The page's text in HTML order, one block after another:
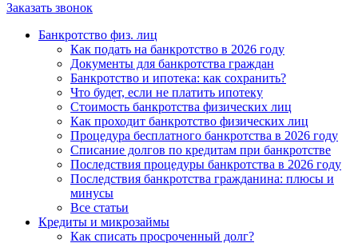
Заказать звонок
Банкротство физ. лиц
Как подать на банкротство в 2026 году
Документы для банкротства граждан
Банкротство и ипотека: как сохранить?
Что будет, если не платить ипотеку
Стоимость банкротства физических лиц
Как проходит банкротство физических лиц
Процедура бесплатного банкротства в 2026 году
Списание долгов по кредитам при банкротстве
Последствия процедуры банкротства в 2026 году
Последствия банкротства гражданина: плюсы и
минусы
Все статьи
Кредиты и микрозаймы
Как списать просроченный долг?